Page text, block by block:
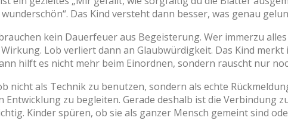
wunderschön“. Das Kind versteht dann besser, was genau
kein Dauerfeuer aus Begeisterung. Wer immerzu
Lob verliert dann an Glaubwürdigkeit. Das Kind
hilft es nicht mehr beim Einordnen, sondern rauscht nur
nicht als Technik zu benutzen, sondern als echte
Entwicklung zu begleiten. Gerade deshalb ist die Verbindung
Kinder spüren, ob sie als ganzer Mensch gemeint sind